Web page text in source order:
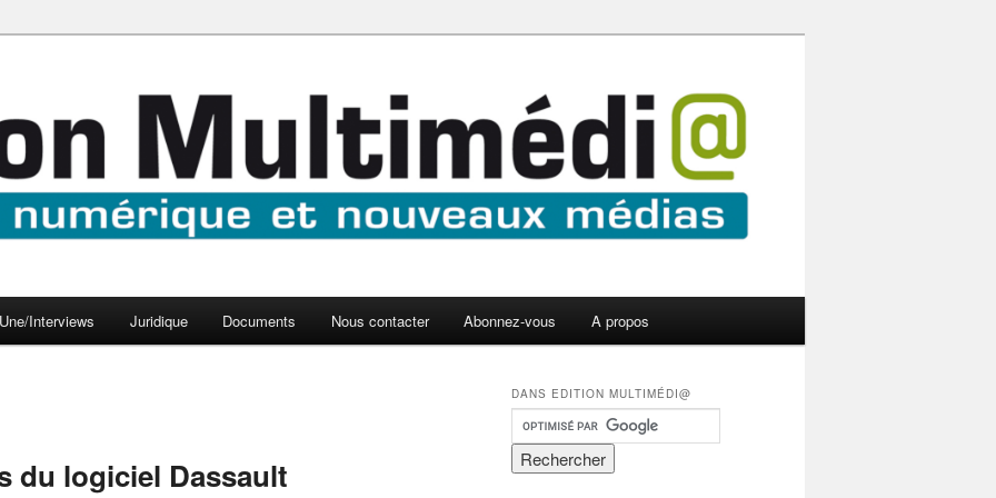
Une/Interviews Juridique Documents Nous contacter Abonnez-vous A propos
du logiciel Dassault
DANS EDITION MULTIMÉDI@